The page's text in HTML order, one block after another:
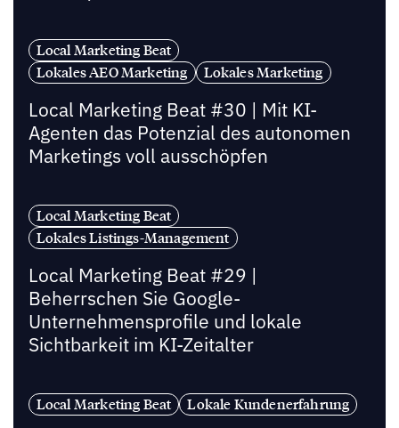
Local Marketing Beat
Lokales AEO Marketing
Lokales Marketing
Local Marketing Beat #30 | Mit KI-
Agenten das Potenzial des autonomen
Marketings voll ausschöpfen
Local Marketing Beat
Lokales Listings-Management
Local Marketing Beat #29 |
Beherrschen Sie Google-
Unternehmensprofile und lokale
Sichtbarkeit im KI-Zeitalter
Local Marketing Beat Lokale Kundenerfahrung